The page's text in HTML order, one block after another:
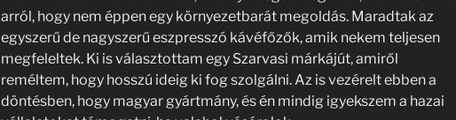
arról, hogy nem éppen egy környezetbarát megoldás. Maradtak az
egyszerű de nagyszerű eszpresszó kávéfőzők, amik nekem teljesen
megfeleltek. Ki is választottam egy Szarvasi márkájút, amiről
reméltem, hogy hosszú ideig ki fog szolgálni. Az is vezérelt ebben a
döntésben, hogy magyar gyártmány, és én mindig igyekszem a hazai